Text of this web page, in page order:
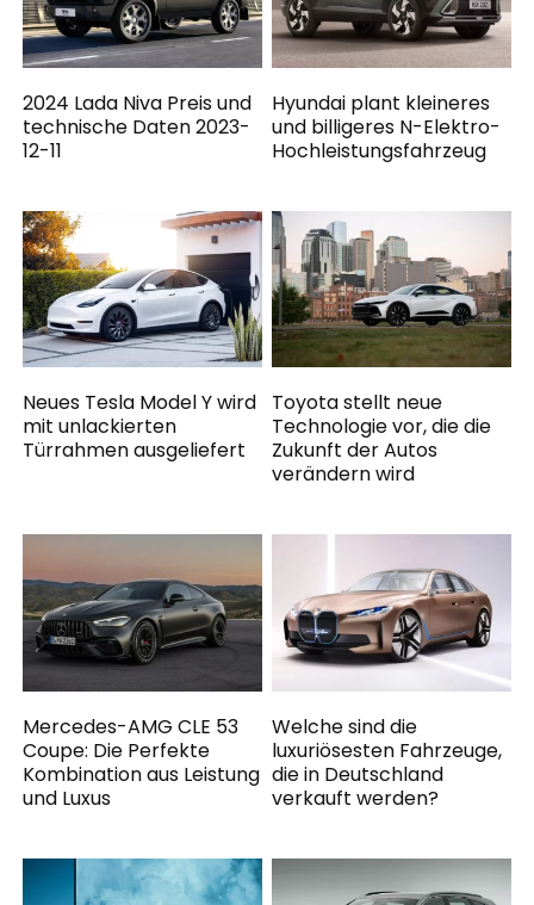
2024 Lada Niva Preis und
technische Daten 2023-
12-11
Hyundai plant kleineres
und billigeres N-Elektro-
Hochleistungsfahrzeug
Neues Tesla Model Y wird
mit unlackierten
Türrahmen ausgeliefert
Toyota stellt neue
Technologie vor, die die
Zukunft der Autos
verändern wird
Mercedes-AMG CLE 53
Coupe: Die Perfekte
Kombination aus Leistung
und Luxus
Welche sind die
luxuriösesten Fahrzeuge,
die in Deutschland
verkauft werden?